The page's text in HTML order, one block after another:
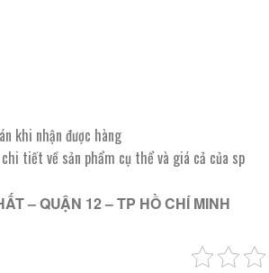
khi nhận được hàng
tiết về sản phẩm cụ thể và giá cả của sp
– QUẬN 12 – TP HỒ CHÍ MINH